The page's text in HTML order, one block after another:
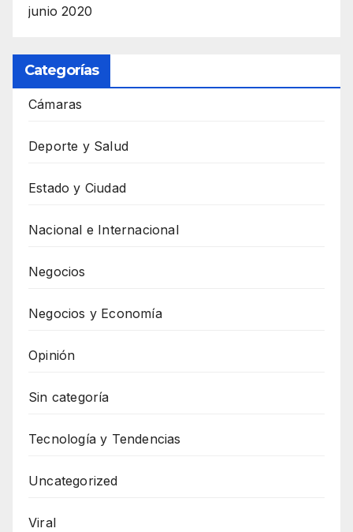
junio 2020
Categorías
Cámaras
Deporte y Salud
Estado y Ciudad
Nacional e Internacional
Negocios
Negocios y Economía
Opinión
Sin categoría
Tecnología y Tendencias
Uncategorized
Viral